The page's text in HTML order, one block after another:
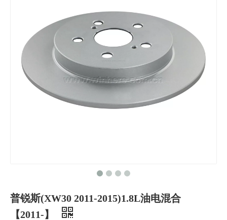
普锐斯(XW30 2011-2015)1.8L油电混合
【2011-】